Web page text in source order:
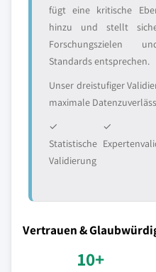
fügt eine kritische
hinzu und stellt
Forschungszielen
Standards entsprechen.
Unser dreistufiger
maximale
✓
Statistische
Validierung
✓
Vertrauen &
10+